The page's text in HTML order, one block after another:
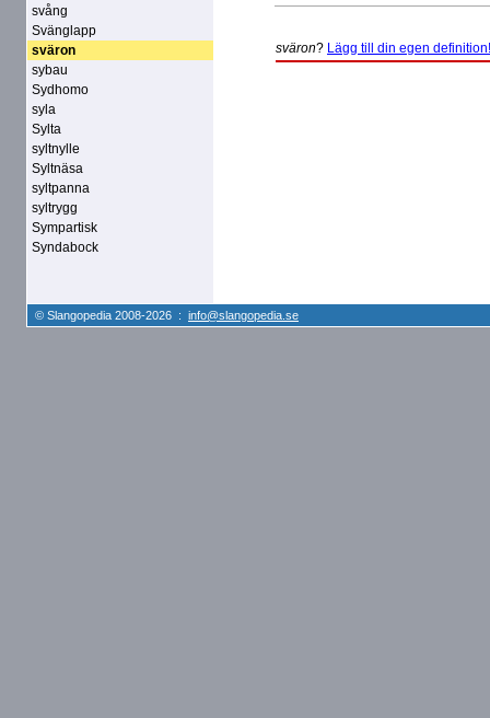
svång
Svänglapp
sväron
sybau
Sydhomo
syla
Sylta
syltnylle
Syltnäsa
syltpanna
syltrygg
Sympartisk
Syndabock
sväron? Lägg till din egen definition!
© Slangopedia 2008-2026 : info@slangopedia.se